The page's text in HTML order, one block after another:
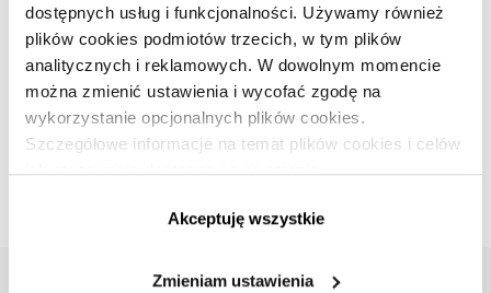
dostępnych usług i funkcjonalności. Używamy również
plików cookies podmiotów trzecich, w tym plików
analitycznych i reklamowych. W dowolnym momencie
można zmienić ustawienia i wycofać zgodę na
wykorzystanie opcjonalnych plików cookies.
Szczegółowe informacje na temat plików cookies i celów
ich stosowania dostępne są na stronie
Akceptuję wszystkie
Zmieniam ustawienia
Remigiusz Efinowicz: Staraj się
poznać osoby, z którymi negocjujesz
PREMIUM
ZARZĄDZANIE I PRZYWÓDZTWO·NEGOCJACJE·ZARZĄDZANIE
MIĘDZYKULTUROWE